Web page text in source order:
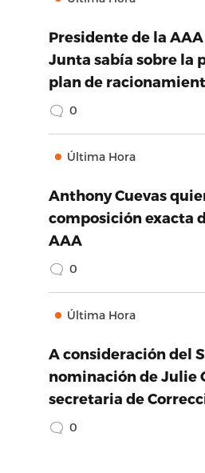
Presidente de la
Junta sabía sobre la
plan de
0
Última Hora
Anthony Cuevas
composición exacta
AAA
0
Última Hora
A consideración del
nominación de Julie
secretaria de
0